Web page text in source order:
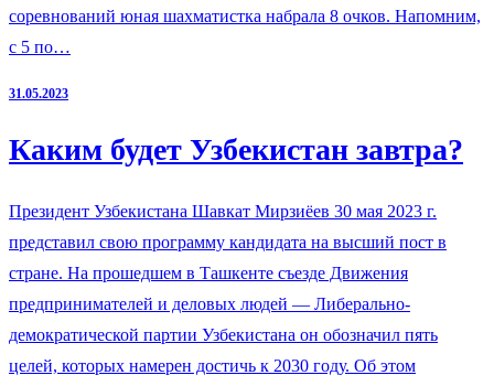
соревнований юная шахматистка набрала 8 очков. Напомним,
с 5 по…
31.05.2023
Каким будет Узбекистан завтра?
Президент Узбекистана Шавкат Мирзиёев 30 мая 2023 г.
представил свою программу кандидата на высший пост в
стране. На прошедшем в Ташкенте съезде Движения
предпринимателей и деловых людей — Либерально-
демократической партии Узбекистана он обозначил пять
целей, которых намерен достичь к 2030 году. Об этом